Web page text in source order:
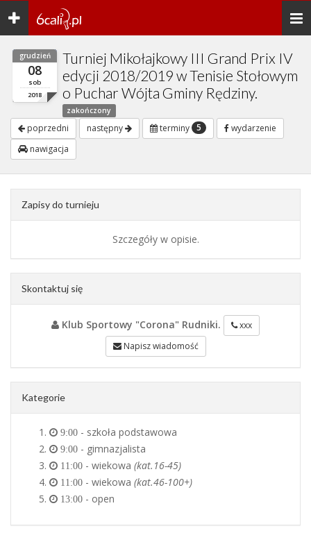
Toggle
navigation
grudzień
08
sob
2018
Turniej Mikołajkowy III Grand Prix IV
edycji 2018/2019 w Tenisie Stołowym
o Puchar Wójta Gminy Rędziny.
zakończony
poprzedni następny terminy 5
wydarzenie
nawigacja
Zapisy do turnieju
Szczegóły w opisie.
Skontaktuj się
Klub Sportowy "Corona" Rudniki.
xxx
Napisz wiadomość
Kategorie
9:00 - szkoła podstawowa
9:00 - gimnazjalista
11:00 - wiekowa (kat.16-45)
11:00 - wiekowa (kat.46-100+)
13:00 - open